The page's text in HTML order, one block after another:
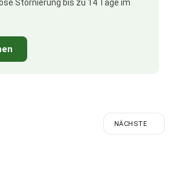
Stornierung bis zu 14 Tage im
NÄCHSTE